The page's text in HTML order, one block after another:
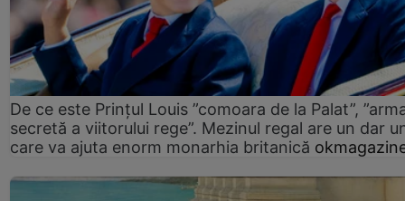
De ce este Prințul Louis ”comoara de la Palat”,
secretă a viitorului rege”. Mezinul regal are un dar
care va ajuta enorm monarhia britanică